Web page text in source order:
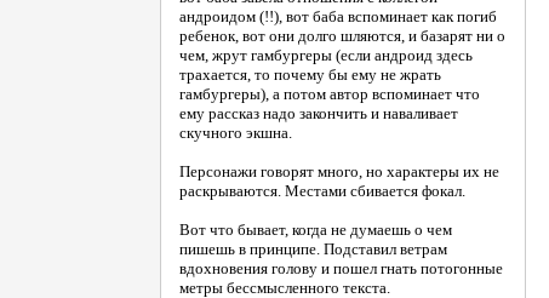
андроидом (!!), вот баба вспоминает как погиб
ребенок, вот они долго шляются, и базарят ни о
чем, жрут гамбургеры (если андроид здесь
трахается, то почему бы ему не жрать
гамбургеры), а потом автор вспоминает что
ему рассказ надо закончить и наваливает
скучного экшна.
Персонажи говорят много, но характеры их не
раскрываются. Местами сбивается фокал.
Вот что бывает, когда не думаешь о чем
пишешь в принципе. Подставил ветрам
вдохновения голову и пошел гнать потогонные
метры бессмысленного текста.